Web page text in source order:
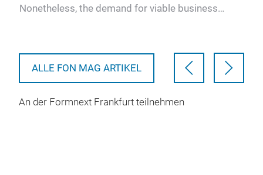
Nonetheless, the demand for viable business
ALLE FON MAG ARTIKEL
An der Formnext Frankfurt teilnehmen